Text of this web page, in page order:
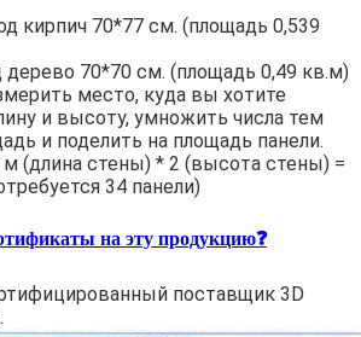
кирпич 70*77 см. (площадь 0,539
см. (площадь 0,49 кв.м)
место, куда вы хотите
и высоту, умножить числа тем
и поделить на площадь панели.
м (длина стены) * 2 (высота стены) =
34 панели)
на эту продукцию❓
поставщик 3D